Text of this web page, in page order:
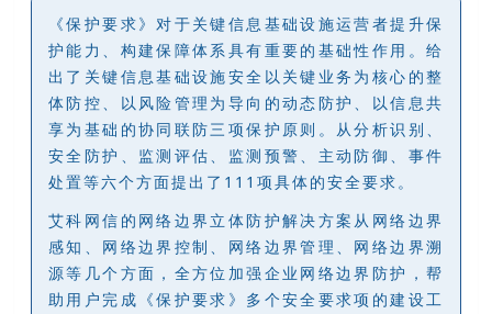
《保护要求》对于关键信息基础设施运营者提升保
护能力、构建保障体系具有重要的基础性作用。给
出了关键信息基础设施安全以关键业务为核心的整
体防控、以风险管理为导向的动态防护、以信息共
享为基础的协同联防三项保护原则。从分析识别、
安全防护、监测评估、监测预警、主动防御、事件
处置等六个方面提出了111项具体的安全要求。
艾科网信的网络边界立体防护解决方案从网络边界
感知、网络边界控制、网络边界管理、网络边界溯
源等几个方面，全方位加强企业网络边界防护，帮
助用户完成《保护要求》多个安全要求项的建设工